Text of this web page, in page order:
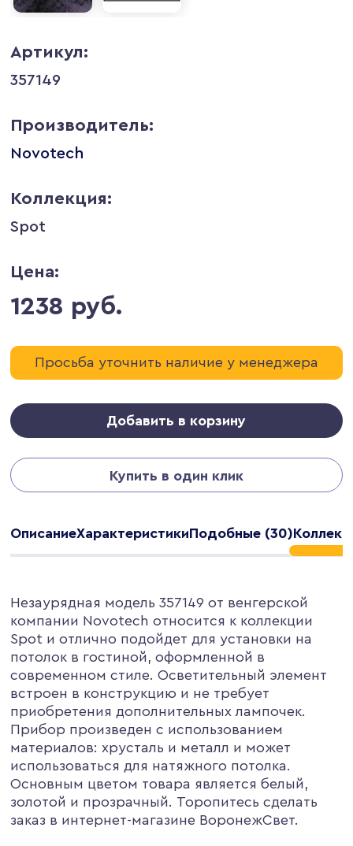
Артикул:
357149
Производитель:
Novotech
Коллекция:
Spot
Цена:
1238 руб.
Просьба уточнить наличие у менеджера
Добавить в корзину
Купить в один клик
ОписаниеХарактеристикиПодобные (30)
Незаурядная модель 357149 от венгерской
компании Novotech относится к коллекции
Spot и отлично подойдет для установки на
потолок в гостиной, оформленной в
современном стиле. Осветительный элемент
встроен в конструкцию и не требует
приобретения дополнительных лампочек.
Прибор произведен с использованием
материалов: хрусталь и металл и может
использоваться для натяжного потолка.
Основным цветом товара является белый,
золотой и прозрачный. Торопитесь сделать
заказ в интернет-магазине ВоронежСвет.